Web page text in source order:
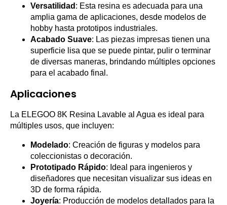
Versatilidad : Esta resina es adecuada para una
amplia gama de aplicaciones, desde modelos de
hobby hasta prototipos industriales.
Acabado Suave: Las piezas impresas tienen una
superficie lisa que se puede pintar, pulir o terminar
de diversas maneras, brindando múltiples opciones
para el acabado final.
Aplicaciones
La ELEGOO 8K Resina Lavable al Agua es ideal para
múltiples usos, que incluyen:
Modelado: Creación de figuras y modelos para
coleccionistas o decoración.
Prototipado Rápido: Ideal para ingenieros y
diseñadores que necesitan visualizar sus ideas en
3D de forma rápida.
Joyería: Producción de modelos detallados para la